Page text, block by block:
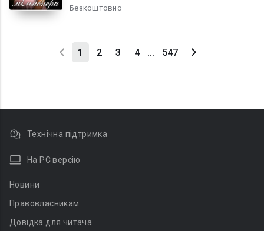
Безкоштовно
1 2 3 4 ... 547
Технічна підтримка
На PC версію
Новини
Правовласникам
Довідка для читача